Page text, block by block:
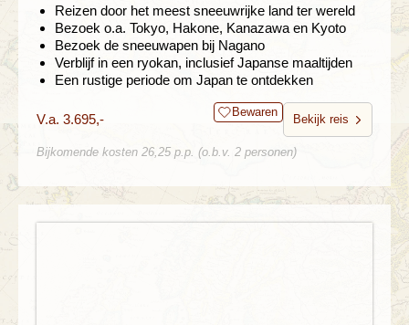
Reizen door het meest sneeuwrijke land ter wereld
Bezoek o.a. Tokyo, Hakone, Kanazawa en Kyoto
Bezoek de sneeuwapen bij Nagano
Verblijf in een ryokan, inclusief Japanse maaltijden
Een rustige periode om Japan te ontdekken
V.a. 3.695,- Bewaren
Bekijk reis
Bijkomende kosten 26,25 p.p. (o.b.v. 2 personen)